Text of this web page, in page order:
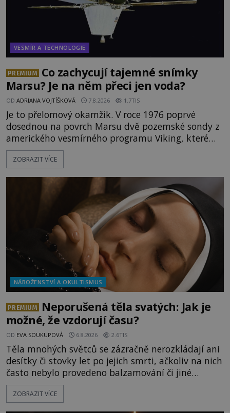
VESMÍR A TECHNOLOGIE
PREMIUM
Co zachycují tajemné snímky
Marsu? Je na něm přeci jen voda?
OD ADRIANA VOJTÍŠKOVÁ 7.8.2026 1.7TIS
Je to přelomový okamžik. V roce 1976 poprvé
dosednou na povrch Marsu dvě pozemské sondy z
amerického vesmírného programu Viking, které
jsou schopny pořídit fotografie záhadami
opředené rudé planety. Viking 1 zde zaznamená
zvané Cydonie totiž zachytí podivný útvar
připomínající lidskou tvář. NASA (Národní úřad
ZOBRAZIT VÍCE
NÁBOŽENSTVÍ A OKULTISMUS
PREMIUM
Neporušená těla svatých: Jak je
možné, že vzdorují času?
OD EVA SOUKUPOVÁ 6.8.2026 2.6TIS
Těla mnohých světců se zázračně nerozkládají ani
desítky či stovky let po jejich smrti, ačkoliv na nich
často nebylo provedeno balzamování či jiné
pokusy o konzervaci. Neporušené ostatky bývají
považovány za důkaz svatosti zemřelých. Jaké
ZOBRAZIT VÍCE